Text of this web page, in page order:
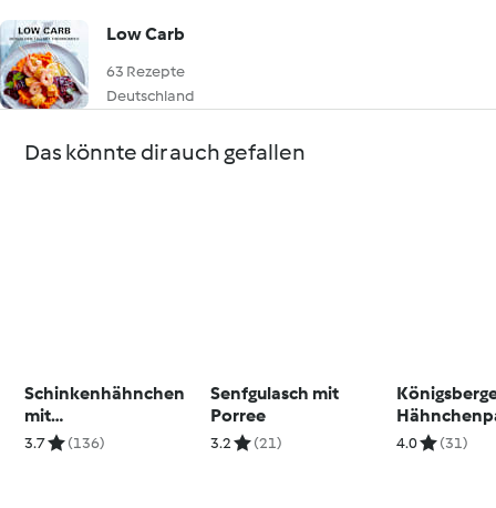
Low Carb
63 Rezepte
Deutschland
Das könnte dir auch gefallen
Schinkenhähnchen
mit
Weihnachtsrotkohl
3.7 (136)
Senfgulasch mit
Porree
3.2 (21) 4.0 (31)